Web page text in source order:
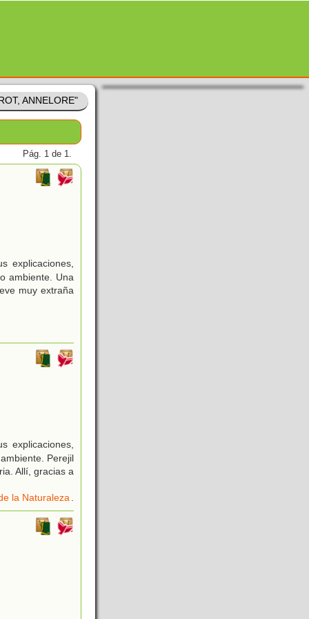
ANNELORE"
Pág. 1 de 1.
explicaciones,
ambiente. Una
muy extraña
explicaciones,
Perejil
Allí, gracias a
la Naturaleza.